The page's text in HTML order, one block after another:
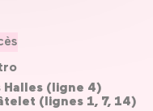
Halles (ligne 4)
(lignes 1, 7, 14)